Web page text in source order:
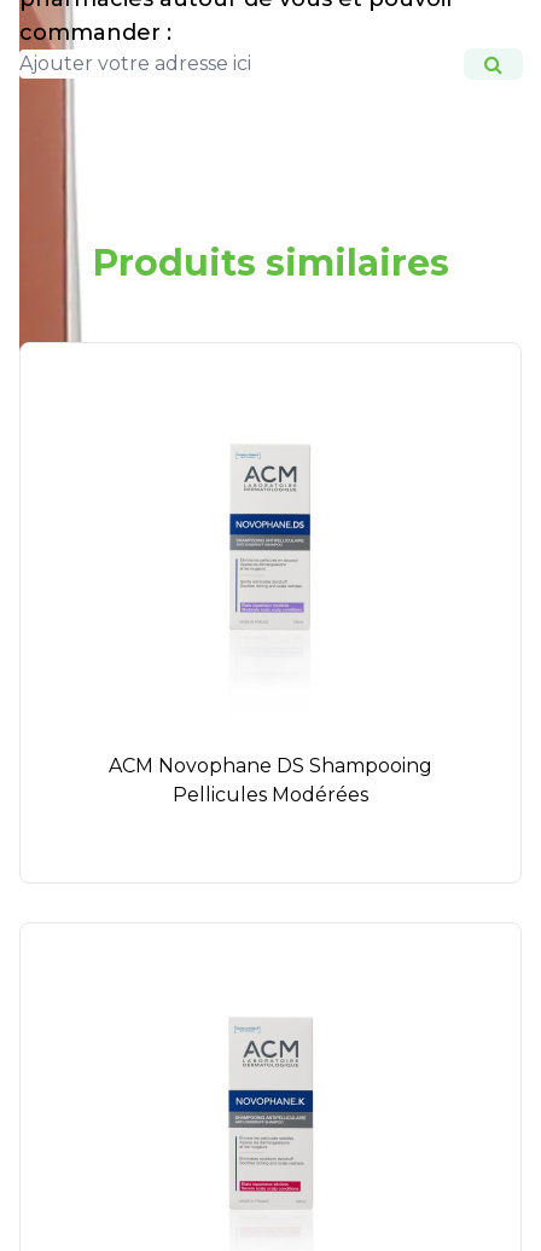
commander :
Produits similaires
ACM Novophane DS Shampooing
Pellicules Modérées